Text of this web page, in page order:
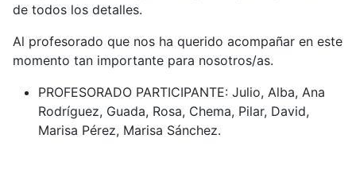
de todos los detalles.
Al profesorado que nos ha querido acompañar en este
momento tan importante para nosotros/as.
PROFESORADO PARTICIPANTE: Julio, Alba, Ana
Rodríguez, Guada, Rosa, Chema, Pilar, David,
Marisa Pérez, Marisa Sánchez.